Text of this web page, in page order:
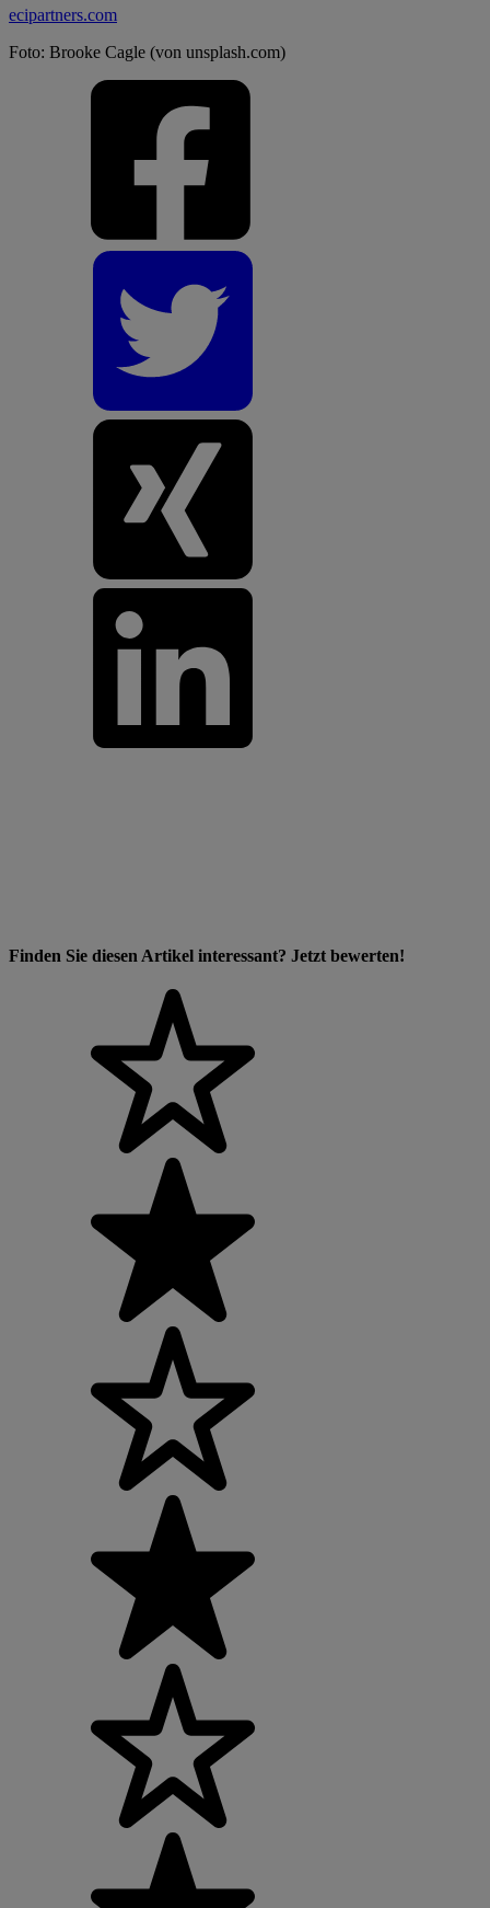
ecipartners.com
Foto: Brooke Cagle (von unsplash.com)
Finden Sie diesen Artikel interessant? Jetzt bewerten!